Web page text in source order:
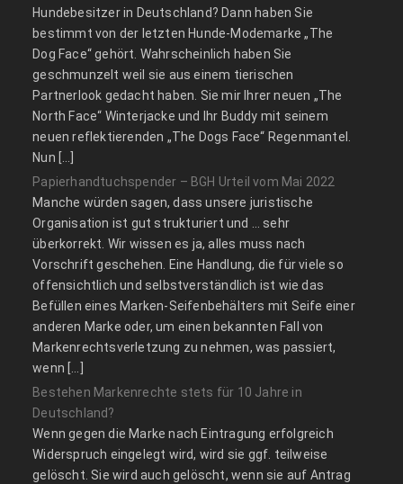
Hundebesitzer in Deutschland? Dann haben Sie
bestimmt von der letzten Hunde-Modemarke „The
Dog Face“ gehört. Wahrscheinlich haben Sie
geschmunzelt weil sie aus einem tierischen
Partnerlook gedacht haben. Sie mir Ihrer neuen „The
North Face“ Winterjacke und Ihr Buddy mit seinem
neuen reflektierenden „The Dogs Face“ Regenmantel.
Nun […]
Papierhandtuchspender – BGH Urteil vom Mai 2022
Manche würden sagen, dass unsere juristische
Organisation ist gut strukturiert und … sehr
überkorrekt. Wir wissen es ja, alles muss nach
Vorschrift geschehen. Eine Handlung, die für viele so
offensichtlich und selbstverständlich ist wie das
Befüllen eines Marken-Seifenbehälters mit Seife einer
anderen Marke oder, um einen bekannten Fall von
Markenrechtsverletzung zu nehmen, was passiert,
wenn […]
Bestehen Markenrechte stets für 10 Jahre in
Deutschland?
Wenn gegen die Marke nach Eintragung erfolgreich
Widerspruch eingelegt wird, wird sie ggf. teilweise
gelöscht. Sie wird auch gelöscht, wenn sie auf Antrag